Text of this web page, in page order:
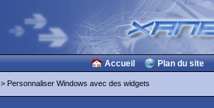
Accueil Plan du site
> Personnaliser Windows avec des widgets